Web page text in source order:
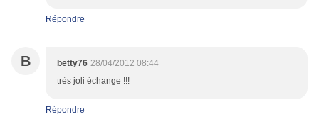
Répondre
B betty76 28/04/2012 08:44
très joli échange !!!
Répondre